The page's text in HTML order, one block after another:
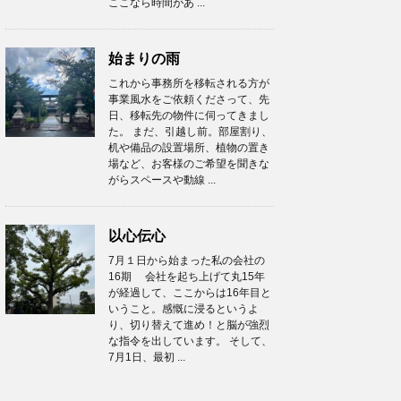
始まりの雨
これから事務所を移転される方が
事業風水をご依頼くださって、先
日、移転先の物件に伺ってきまし
た。 まだ、引越し前。部屋割り、
机や備品の設置場所、植物の置き
場など、お客様のご希望を聞きな
がらスペースや動線 ...
以心伝心
7月１日から始まった私の会社の
16期 会社を起ち上げて丸15年
が経過して、ここからは16年目と
いうこと。感慨に浸るというよ
り、切り替えて進め！と脳が強烈
な指令を出しています。 そして、
7月1日、最初 ...